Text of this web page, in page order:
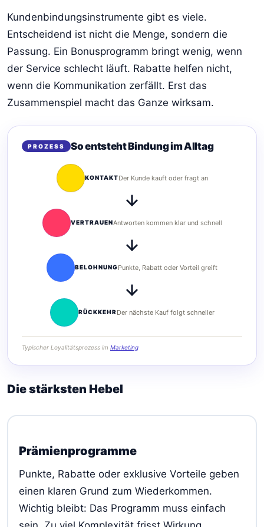
Kundenbindungsinstrumente gibt es viele.
Entscheidend ist nicht die Menge, sondern die
Passung. Ein Bonusprogramm bringt wenig, wenn
der Service schlecht läuft. Rabatte helfen nicht,
wenn die Kommunikation zerfällt. Erst das
Zusammenspiel macht das Ganze wirksam.
PROZESS So entsteht Bindung im Alltag
KONTAKTDer Kunde kauft oder fragt an
VERTRAUENAntworten kommen klar und schnell
BELOHNUNGPunkte, Rabatt oder Vorteil greift
RÜCKKEHRDer nächste Kauf folgt schneller
Typischer Loyalitätsprozess im Marketing
Die stärksten Hebel
Prämienprogramme
Punkte, Rabatte oder exklusive Vorteile geben
einen klaren Grund zum Wiederkommen.
Wichtig bleibt: Das Programm muss einfach